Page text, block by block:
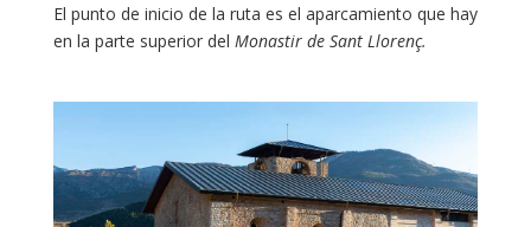
El punto de inicio de la ruta es el aparcamiento que hay
en la parte superior del Monastir de Sant Llorenç.